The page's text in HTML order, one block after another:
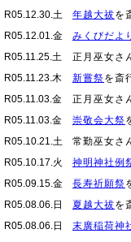
R05.12.30.土
年越大祓を
R05.12.01.金
みくびだよ
R05.11.25.土
正月巫女さ
R05.11.23.木
新嘗祭を斎
R05.11.03.金
正月巫女さ
R05.11.03.金
崇敬会大祭
R05.10.21.土
常勤巫女さ
R05.10.17.火
神明神社例
R05.09.15.金
長寿祈願祭
R05.08.06.日
夏越大祓を
R05.08.06.日
末廣稲荷神